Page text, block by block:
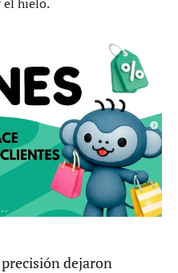
dejaron